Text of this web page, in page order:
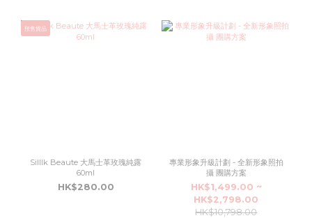
預售貨品
Silllk Beaute 大馬士革玫瑰純露
60ml
HK$280.00
專業形象升級計劃 - 全新形象照拍
攝 團購方案
HK$1,499.00 ~
HK$2,798.00
HK$10,798.00